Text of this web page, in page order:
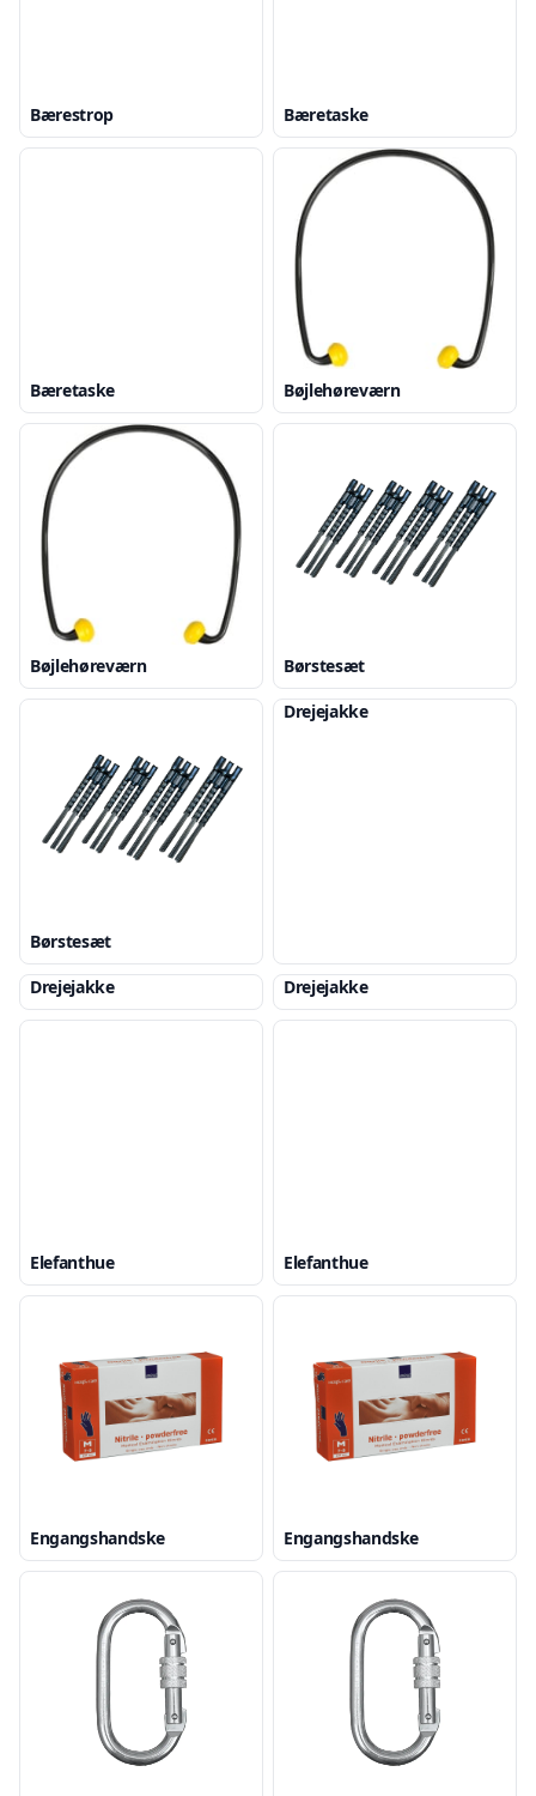
Bærestrop Bæretaske
Bæretaske Bøjlehøreværn
Bøjlehøreværn Børstesæt
Børstesæt
Drejejakke
Drejejakke Drejejakke
Elefanthue Elefanthue
Engangshandske Engangshandske